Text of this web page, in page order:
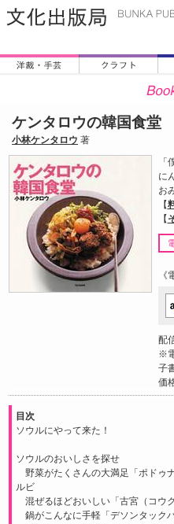
ケンタロウの韓国食堂
小林ケンタロウ 著
に
お
【
【
《
配
※
子
価
目次
ソウルにやって来た！
ソウルのおいしさを探せ
野菜がたくさんの大満足「ポドゥ
ルビ
混ぜるほどおいしい「古宮（コウ
鍋がこんなに手軽「デソンタック